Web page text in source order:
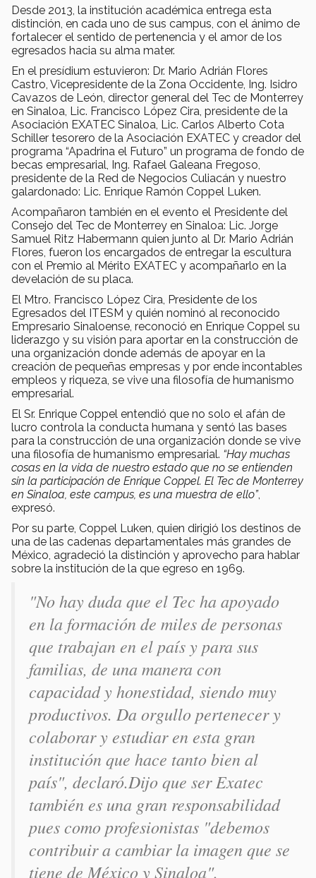
Desde 2013, la institución académica entrega esta
distinción, en cada uno de sus campus, con el ánimo de
fortalecer el sentido de pertenencia y el amor de los
egresados hacia su alma mater.
En el presídium estuvieron: Dr. Mario Adrián Flores
Castro, Vicepresidente de la Zona Occidente, Ing. Isidro
Cavazos de León, director general del Tec de Monterrey
en Sinaloa, Lic. Francisco López Cira, presidente de la
Asociación EXATEC Sinaloa, Lic. Carlos Alberto Cota
Schiller tesorero de la Asociación EXATEC y creador del
programa “Apadrina el Futuro” un programa de fondo de
becas empresarial, Ing. Rafael Galeana Fregoso,
presidente de la Red de Negocios Culiacán y nuestro
galardonado: Lic. Enrique Ramón Coppel Luken.
Acompañaron también en el evento el Presidente del
Consejo del Tec de Monterrey en Sinaloa: Lic. Jorge
Samuel Ritz Habermann quien junto al Dr. Mario Adrián
Flores, fueron los encargados de entregar la escultura
con el Premio al Mérito EXATEC y acompañarlo en la
develación de su placa.
El Mtro. Francisco López Cira, Presidente de los
Egresados del ITESM y quién nominó al reconocido
Empresario Sinaloense, reconoció en Enrique Coppel su
liderazgo y su visión para aportar en la construcción de
una organización donde además de apoyar en la
creación de pequeñas empresas y por ende incontables
empleos y riqueza, se vive una filosofía de humanismo
empresarial.
El Sr. Enrique Coppel entendió que no solo el afán de
lucro controla la conducta humana y sentó las bases
para la construcción de una organización donde se vive
una filosofía de humanismo empresarial. “Hay muchas
cosas en la vida de nuestro estado que no se entienden
sin la participación de Enrique Coppel. El Tec de Monterrey
en Sinaloa, este campus, es una muestra de ello”,
expresó.
Por su parte, Coppel Luken, quien dirigió los destinos de
una de las cadenas departamentales más grandes de
México, agradeció la distinción y aprovecho para hablar
sobre la institución de la que egreso en 1969.
"No hay duda que el Tec ha apoyado
en la formación de miles de personas
que trabajan en el país y para sus
familias, de una manera con
capacidad y honestidad, siendo muy
productivos. Da orgullo pertenecer y
colaborar y estudiar en esta gran
institución que hace tanto bien al
país", declaró.Dijo que ser Exatec
también es una gran responsabilidad
pues como profesionistas "debemos
contribuir a cambiar la imagen que se
tiene de México y Sinaloa".